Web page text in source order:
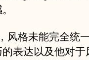
格未能完全统一
表达以及他对于